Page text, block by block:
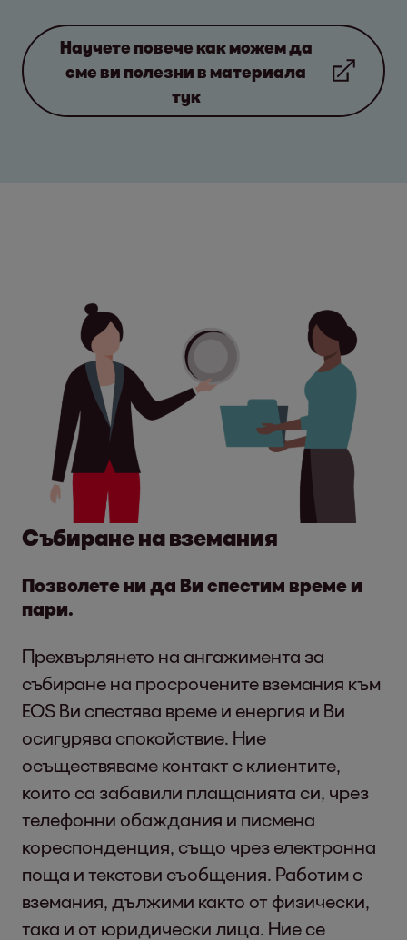
Научете повече как можем да
сме ви полезни в материала
тук
Събиране на вземания
Позволете ни да Ви спестим време и
пари.
Прехвърлянето на ангажимента за
събиране на просрочените вземания към
EOS Ви спестява време и енергия и Ви
осигурява спокойствие. Ние
осъществяваме контакт с клиентите,
които са забавили плащанията си, чрез
телефонни обаждания и писмена
кореспонденция, също чрез електронна
поща и текстови съобщения. Работим с
вземания, дължими както от физически,
така и от юридически лица. Ние се